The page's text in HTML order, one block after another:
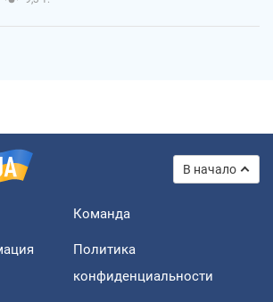
В начало
Команда
Политика
конфиденциальности